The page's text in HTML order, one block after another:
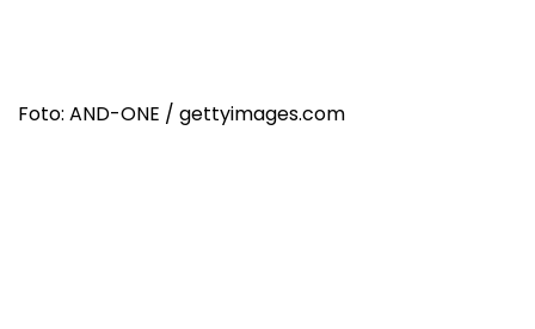
Foto: AND-ONE / gettyimages.com